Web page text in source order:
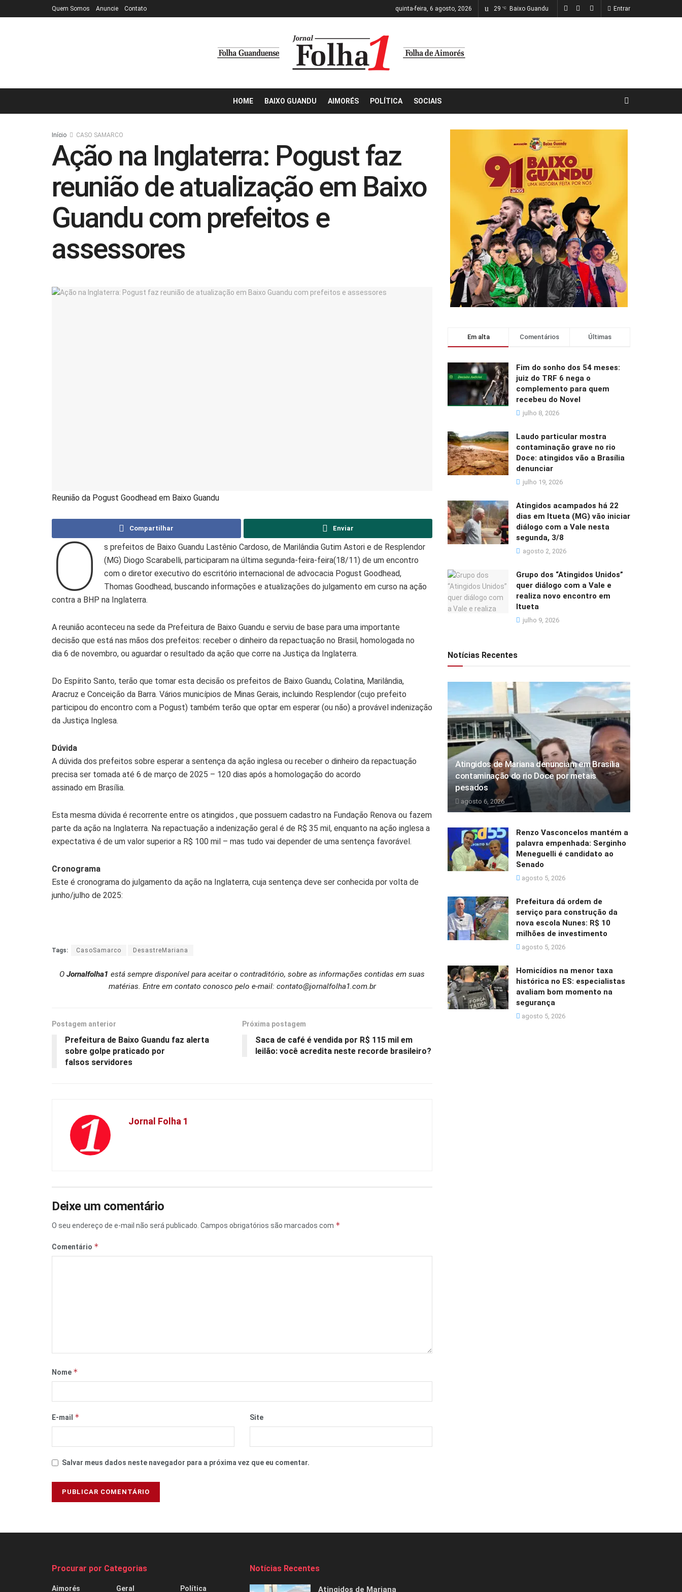
Quem Somos Anuncie Contato quinta-feira, 6 agosto, 2026 29 °C Baixo Guandu Entrar
HOME BAIXO GUANDU AIMORÉS POLÍTICA SOCIAIS
Início CASO SAMARCO
Ação na Inglaterra: Pogust faz
reunião de atualização em Baixo
Guandu com prefeitos e
assessores
Reunião da Pogust Goodhead em Baixo Guandu
Compartilhar Enviar
O
s prefeitos de Baixo Guandu Lastênio Cardoso, de Marilândia Gutim Astori e de Resplendor
(MG) Diogo Scarabelli, participaram na última segunda-feira-feira(18/11) de um encontro
com o diretor executivo do escritório internacional de advocacia Pogust Goodhead,
Thomas Goodhead, buscando informações e atualizações do julgamento em curso na ação
contra a BHP na Inglaterra.
A reunião aconteceu na sede da Prefeitura de Baixo Guandu e serviu de base para uma importante
decisão que está nas mãos dos prefeitos: receber o dinheiro da repactuação no Brasil, homologada no
dia 6 de novembro, ou aguardar o resultado da ação que corre na Justiça da Inglaterra.
Do Espírito Santo, terão que tomar esta decisão os prefeitos de Baixo Guandu, Colatina, Marilândia,
Aracruz e Conceição da Barra. Vários municípios de Minas Gerais, incluindo Resplendor (cujo prefeito
participou do encontro com a Pogust) também terão que optar em esperar (ou não) a provável indenização
da Justiça Inglesa.
Dúvida
A dúvida dos prefeitos sobre esperar a sentença da ação inglesa ou receber o dinheiro da repactuação
precisa ser tomada até 6 de março de 2025 – 120 dias após a homologação do acordo
assinado em Brasília.
Esta mesma dúvida é recorrente entre os atingidos , que possuem cadastro na Fundação Renova ou fazem
parte da ação na Inglaterra. Na repactuação a indenização geral é de R$ 35 mil, enquanto na ação inglesa a
expectativa é de um valor superior a R$ 100 mil – mas tudo vai depender de uma sentença favorável.
Cronograma
Este é cronograma do julgamento da ação na Inglaterra, cuja sentença deve ser conhecida por volta de
junho/julho de 2025:
Tags: CasoSamarco DesastreMariana
O Jornalfolha1 está sempre disponível para aceitar o contraditório, sobre as informações contidas em suas
matérias. Entre em contato conosco pelo e-mail: contato@jornalfolha1.com.br
Postagem anterior
Prefeitura de Baixo Guandu faz alerta
sobre golpe praticado por
falsos servidores
Próxima postagem
Saca de café é vendida por R$ 115 mil em
leilão: você acredita neste recorde brasileiro?
Jornal Folha 1
Deixe um comentário
O seu endereço de e-mail não será publicado. Campos obrigatórios são marcados com *
Comentário *
Nome *
E-mail * Site
Salvar meus dados neste navegador para a próxima vez que eu comentar.
Em alta Comentários Últimas
Fim do sonho dos 54 meses:
juiz do TRF 6 nega o
complemento para quem
recebeu do Novel
julho 8, 2026
Laudo particular mostra
contaminação grave no rio
Doce: atingidos vão a Brasília
denunciar
julho 19, 2026
Atingidos acampados há 22
dias em Itueta (MG) vão iniciar
diálogo com a Vale nesta
segunda, 3/8
agosto 2, 2026
Grupo dos “Atingidos Unidos”
quer diálogo com a Vale e
realiza novo encontro em
Itueta
julho 9, 2026
Notícias Recentes
Atingidos de Mariana denunciam em Brasília
contaminação do rio Doce por metais
pesados
agosto 6, 2026
Renzo Vasconcelos mantém a
palavra empenhada: Serginho
Meneguelli é candidato ao
Senado
agosto 5, 2026
Prefeitura dá ordem de
serviço para construção da
nova escola Nunes: R$ 10
milhões de investimento
agosto 5, 2026
Homicídios na menor taxa
histórica no ES: especialistas
avaliam bom momento na
segurança
agosto 5, 2026
Procurar por Categorias
Aimorés Geral Política
Notícias Recentes
Atingidos de Mariana